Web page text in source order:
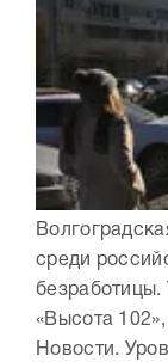
среди
«Высота
Новости.